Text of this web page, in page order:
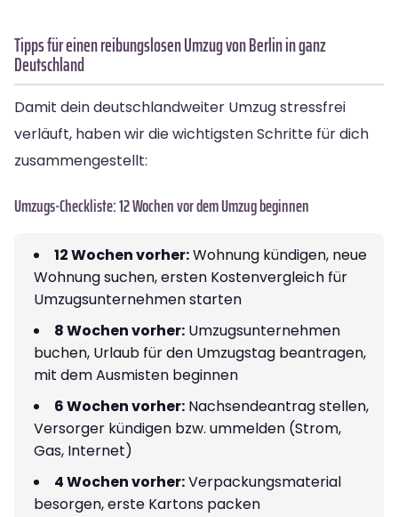
Tipps für einen reibungslosen Umzug von Berlin in ganz
Deutschland
Damit dein deutschlandweiter Umzug stressfrei
verläuft, haben wir die wichtigsten Schritte für dich
zusammengestellt:
Umzugs-Checkliste: 12 Wochen vor dem Umzug beginnen
12 Wochen vorher:Wohnung kündigen, neue
Wohnung suchen, ersten Kostenvergleich für
Umzugsunternehmen starten
8 Wochen vorher: Umzugsunternehmen
buchen, Urlaub für den Umzugstag beantragen,
mit dem Ausmisten beginnen
6 Wochen vorher: Nachsendeantrag stellen,
Versorger kündigen bzw. ummelden (Strom,
Gas, Internet)
4 Wochen vorher:Verpackungsmaterial
besorgen, erste Kartons packen